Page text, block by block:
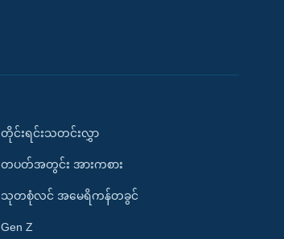
တိုင်းရင်းသတင်းလွှာ
တပတ်အတွင်း အားကစား
သုတစုံလင် အမေရိကန်တခွင်
Gen Z